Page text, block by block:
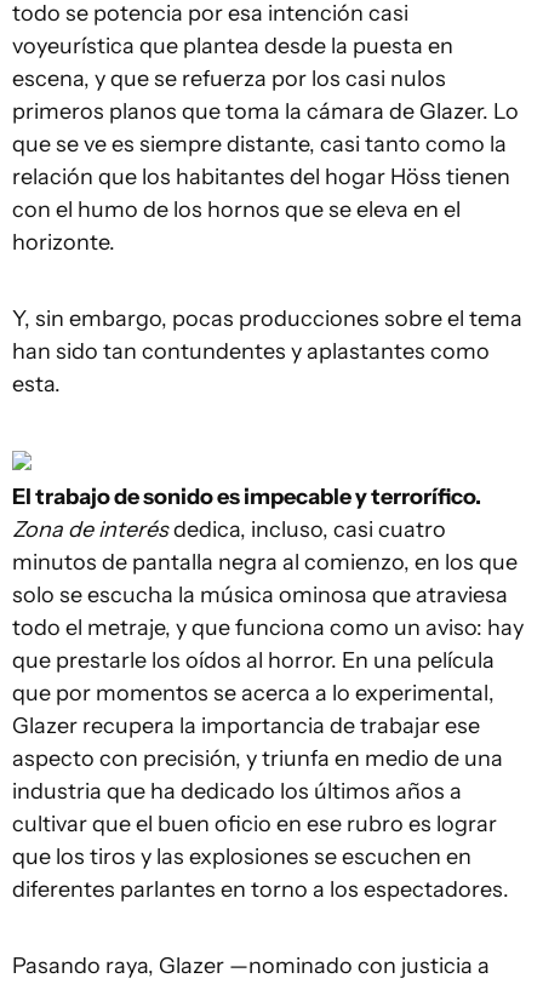
todo se potencia por esa intención casi
voyeurística que plantea desde la puesta en
escena, y que se refuerza por los casi nulos
primeros planos que toma la cámara de Glazer. Lo
que se ve es siempre distante, casi tanto como la
relación que los habitantes del hogar Höss tienen
con el humo de los hornos que se eleva en el
horizonte.
Y, sin embargo, pocas producciones sobre el tema
han sido tan contundentes y aplastantes como
esta.
El trabajo de sonido es impecable y terrorífico.
Zona de interésdedica, incluso, casi cuatro
minutos de pantalla negra al comienzo, en los que
solo se escucha la música ominosa que atraviesa
todo el metraje, y que funciona como un aviso: hay
que prestarle los oídos al horror. En una película
que por momentos se acerca a lo experimental,
Glazer recupera la importancia de trabajar ese
aspecto con precisión, y triunfa en medio de una
industria que ha dedicado los últimos años a
cultivar que el buen oficio en ese rubro es lograr
que los tiros y las explosiones se escuchen en
diferentes parlantes en torno a los espectadores.
Pasando raya, Glazer —nominado con justicia a